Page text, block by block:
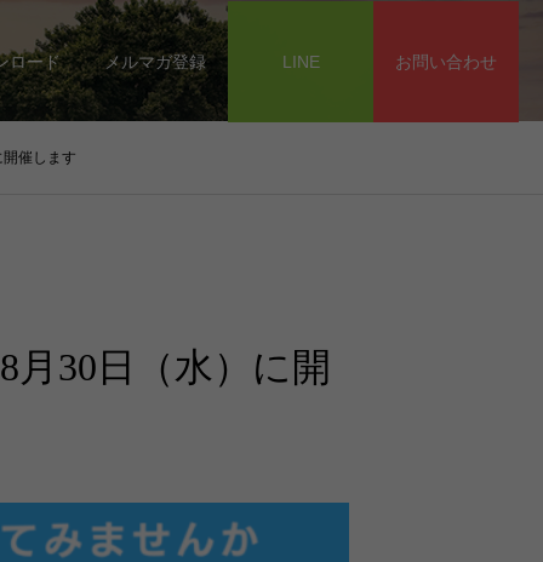
ロード メルマガ登録 LINE お問い合わせ
催します
30日（水）に開